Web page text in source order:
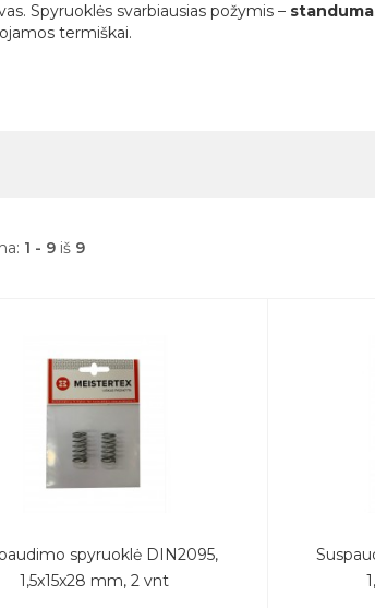
Spyruoklės svarbiausias požymis –
termiškai.
1 - 9 iš 9
spyruoklė DIN2095,
1,5x15x28 mm, 2 vnt